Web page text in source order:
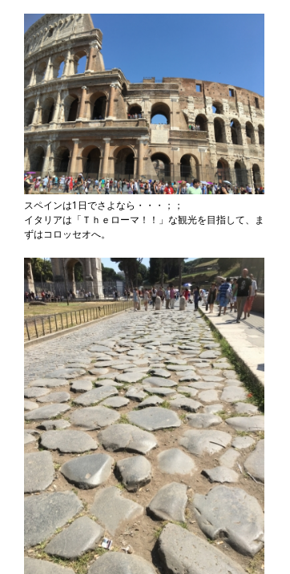
スペインは1日でさよなら・・・；；
イタリアは「Ｔｈｅローマ！！」な観光を目指して、ま
ずはコロッセオへ。